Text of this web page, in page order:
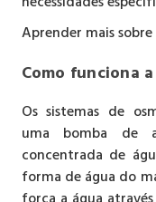
Aprender mais sobre
Como funciona
Os sistemas de
uma bomba de
concentrada de
forma de água do